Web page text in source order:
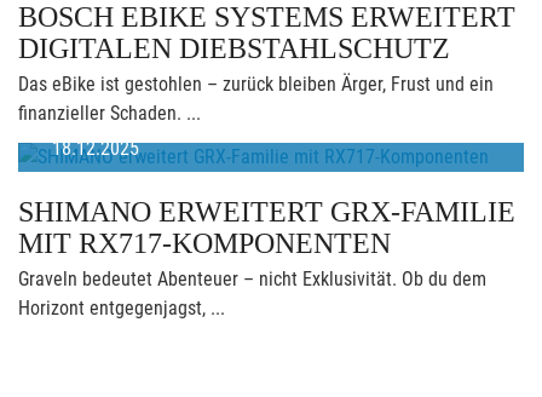
BOSCH EBIKE SYSTEMS ERWEITERT
DIGITALEN DIEBSTAHLSCHUTZ
Das eBike ist gestohlen – zurück bleiben Ärger, Frust und ein
finanzieller Schaden. ...
18.12.2025
SHIMANO ERWEITERT GRX-FAMILIE
MIT RX717-KOMPONENTEN
Graveln bedeutet Abenteuer – nicht Exklusivität. Ob du dem
Horizont entgegenjagst, ...